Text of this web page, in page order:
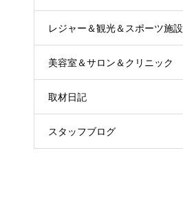
レジャー＆観光＆スポーツ施設
美容室＆サロン＆クリニック
取材日記
スタッフブログ